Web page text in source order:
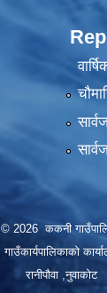
© 2026 ककनी
गाउँकार्यपालिकाको
रानीपौवा ,नुवाकोट